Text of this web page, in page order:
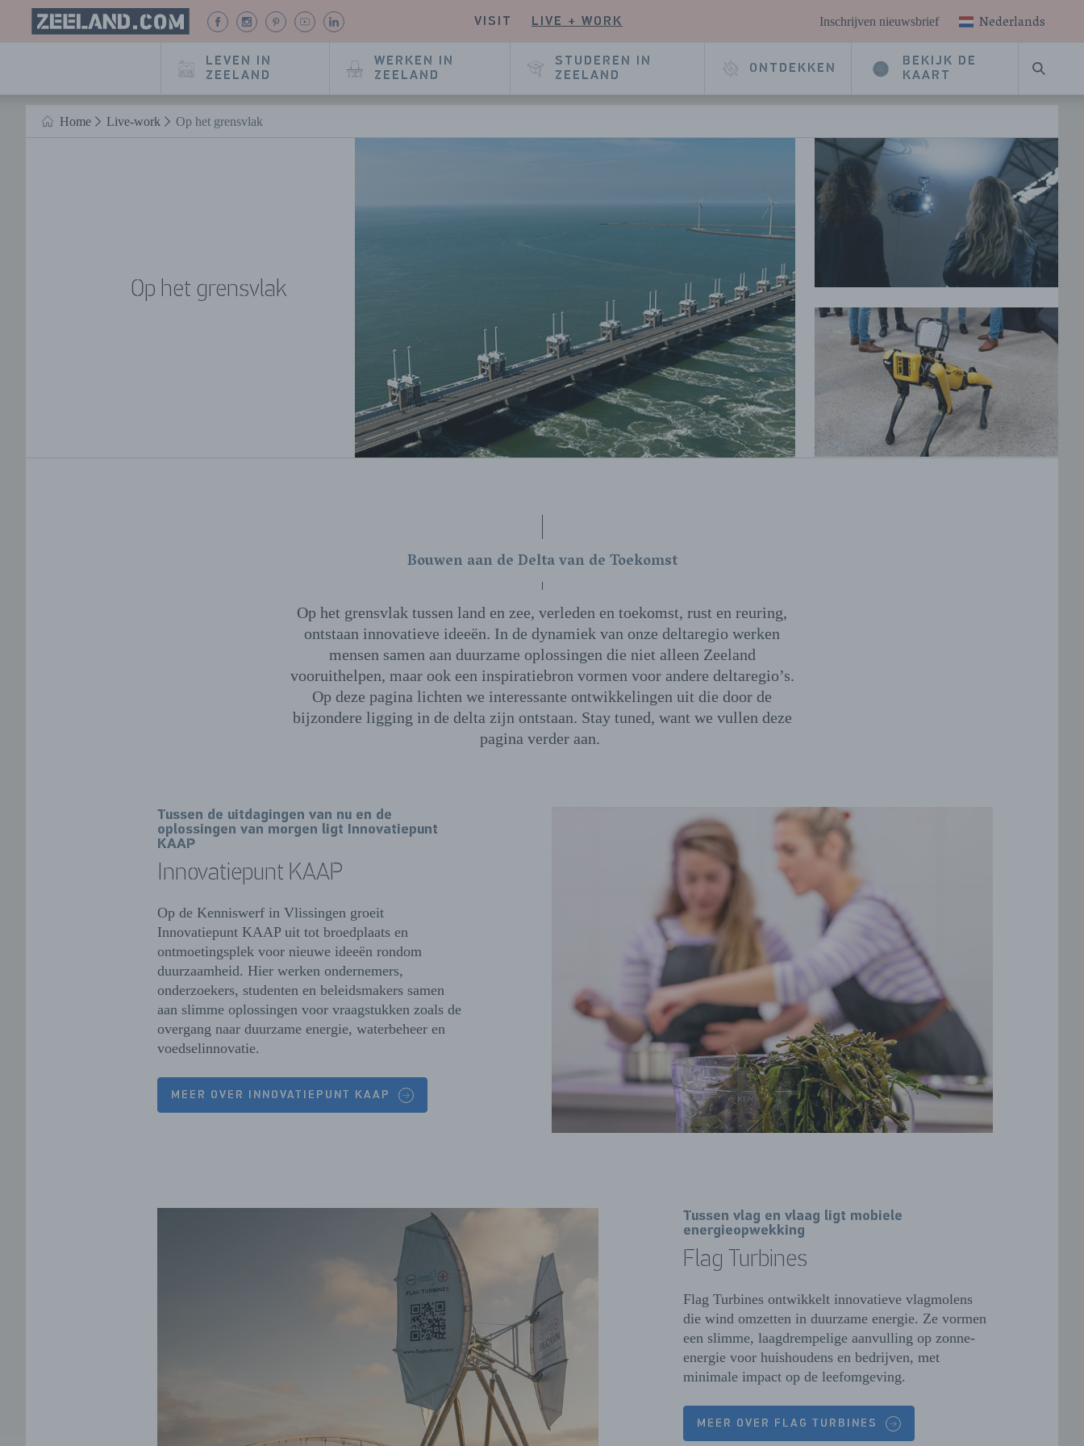
Naar hoofdinhoud
Homepage
Zeeland.com
BEKIJK
FACEBOOK
PAGINA
BEKIJK
INSTAGRAM
PAGINA
BEKIJK
BEKIJK
PAGINA
BEKIJK
LINKEDIN
PAGINA
VISIT LIVE + WORK Inschrijven nieuwsbrief Nederlands
LEVEN IN
ZEELAND
WERKEN IN
ZEELAND
STUDEREN IN
ZEELAND
ONTDEKKEN
BEKIJK DE
KAART
HOME
Home Live-work Op het grensvlak
Op het grensvlak
Bouwen aan de Delta van de Toekomst
Op het grensvlak tussen land en zee, verleden en toekomst, rust en reuring,
ontstaan innovatieve ideeën. In de dynamiek van onze deltaregio werken
mensen samen aan duurzame oplossingen die niet alleen Zeeland
vooruithelpen, maar ook een inspiratiebron vormen voor andere deltaregio’s.
Op deze pagina lichten we interessante ontwikkelingen uit die door de
bijzondere ligging in de delta zijn ontstaan. Stay tuned, want we vullen deze
pagina verder aan.
Tussen de uitdagingen van nu en de
oplossingen van morgen ligt Innovatiepunt
KAAP
Innovatiepunt KAAP
Op de Kenniswerf in Vlissingen groeit
Innovatiepunt KAAP uit tot broedplaats en
ontmoetingsplek voor nieuwe ideeën rondom
duurzaamheid. Hier werken ondernemers,
onderzoekers, studenten en beleidsmakers samen
aan slimme oplossingen voor vraagstukken zoals de
overgang naar duurzame energie, waterbeheer en
voedselinnovatie.
MEER OVER INNOVATIEPUNT KAAP
Tussen vlag en vlaag ligt mobiele
energieopwekking
Flag Turbines
Flag Turbines ontwikkelt innovatieve vlagmolens
die wind omzetten in duurzame energie. Ze vormen
een slimme, laagdrempelige aanvulling op zonne-
energie voor huishoudens en bedrijven, met
minimale impact op de leefomgeving.
MEER OVER FLAG TURBINES